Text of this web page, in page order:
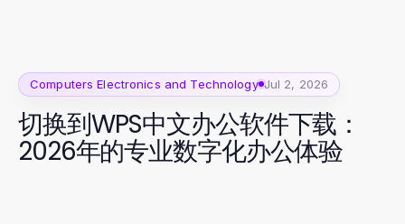
Computers Electronics and Technology Jul 2, 2026
切换到WPS中文办公软件下载：
2026年的专业数字化办公体验